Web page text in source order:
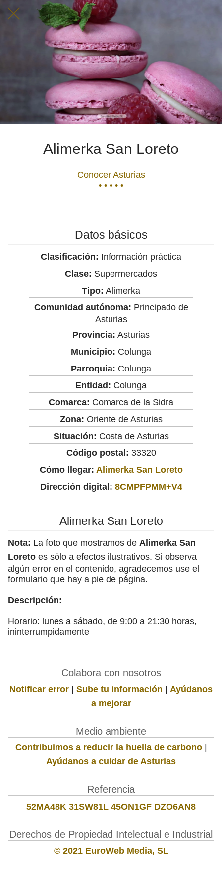
Alimerka San Loreto
Conocer Asturias
• • • • •
Datos básicos
Clasificación: Información práctica
Clase: Supermercados
Tipo: Alimerka
Comunidad autónoma: Principado de
Asturias
Provincia: Asturias
Municipio: Colunga
Parroquia: Colunga
Entidad: Colunga
Comarca: Comarca de la Sidra
Zona: Oriente de Asturias
Situación: Costa de Asturias
Código postal: 33320
Cómo llegar: Alimerka San Loreto
Dirección digital: 8CMPFPMM+V4
Alimerka San Loreto
Nota: La foto que mostramos de Alimerka San
Loreto es sólo a efectos ilustrativos. Si observa
algún error en el contenido, agradecemos use el
formulario que hay a pie de página.
Descripción:
Horario: lunes a sábado, de 9:00 a 21:30 horas,
ininterrumpidamente
Colabora con nosotros
Notificar error | Sube tu información | Ayúdanos
a mejorar
Medio ambiente
Contribuimos a reducir la huella de carbono|
Ayúdanos a cuidar de Asturias
Referencia
52MA48K 31SW81L 45ON1GF DZO6AN8
Derechos de Propiedad Intelectual e Industrial
© 2021 EuroWeb Media, SL